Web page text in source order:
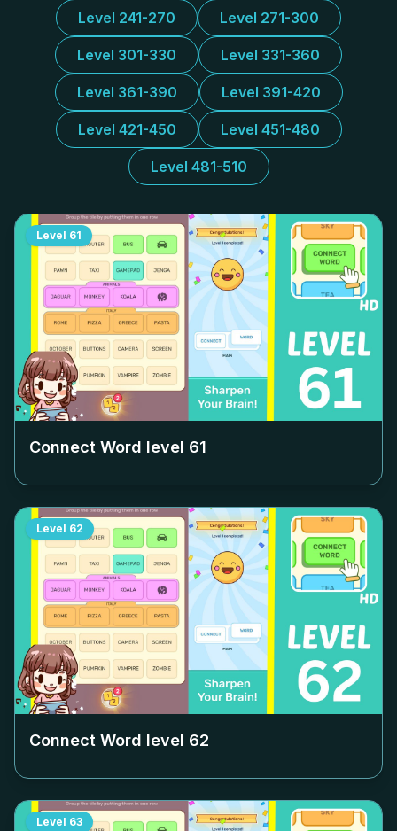
Level 241-270 Level 271-300
Level 301-330 Level 331-360
Level 361-390 Level 391-420
Level 421-450 Level 451-480
Level 481-510
Level 61
Connect Word level 61
Level 62
Connect Word level 62
Level 63